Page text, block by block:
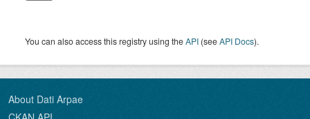
You can also access this registry using theAPI (seeAPI Docs).
About Dati Arpae